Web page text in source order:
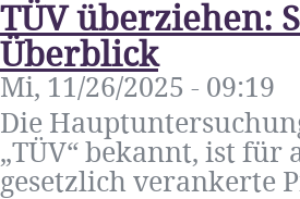
TÜV überziehen:
Überblick
Mi, 11/26/2025 - 09:19
Die
„TÜV“ bekannt, ist
gesetzlich verankerte